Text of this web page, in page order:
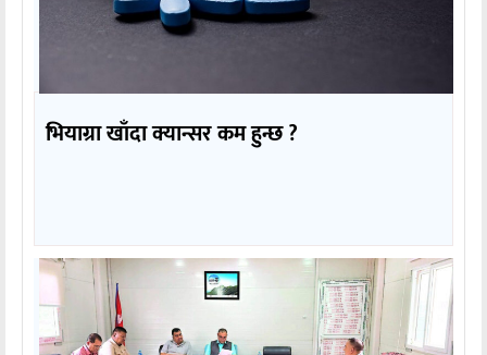
भियाग्रा खाँदा क्यान्सर कम हुन्छ ?